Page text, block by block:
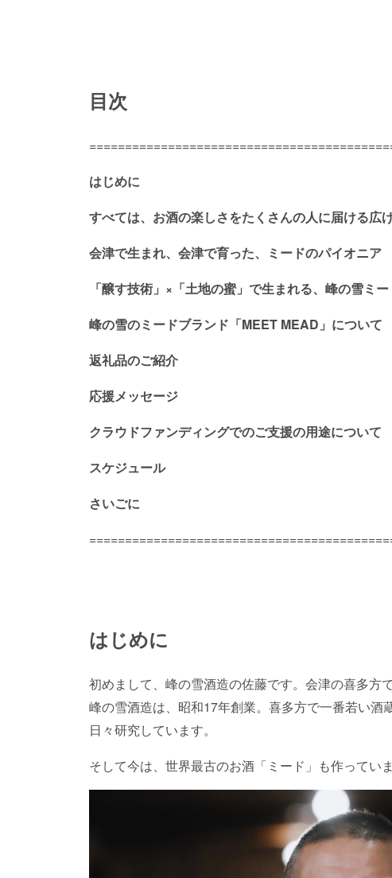
目次
はじめに
すべては、お酒の楽しさをたくさんの人に届ける広
会津で生まれ、会津で育った、ミードのパイオニア
「醸す技術」×「土地の蜜」で生まれる、峰の雪ミ
峰の雪のミードブランド「MEET MEAD」について
返礼品のご紹介
応援メッセージ
クラウドファンディングでのご支援の用途について
スケジュール
さいごに
はじめに
初めまして、峰の雪酒造の佐藤です。会津の喜多方
峰の雪酒造は、昭和17年創業。喜多方で一番若い酒
日々研究しています。
そして今は、世界最古のお酒「ミード」も作っていま